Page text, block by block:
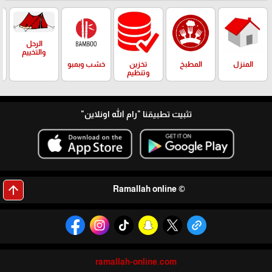
المنزل المطبخ
تخزين
وتنظيم
خشب وبمبو
الرحل
والتخييم
تثبيت تطبيقنا "رام الله اونلاين"
© Ramallah online
arrow_upward
ramallah-online.com